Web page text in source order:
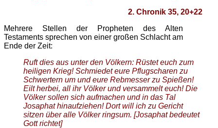
2. Chronik 35, 20+22
Mehrere Stellen der Propheten des Alten
Testaments sprechen von einer großen Schlacht am
Ende der Zeit:
Ruft dies aus unter den Völkern: Rüstet euch zum
heiligen Krieg! Schmiedet eure Pflugscharen zu
Schwertern um und eure Rebmesser zu Spießen!
Eilt herbei, all ihr Völker und versammelt euch! Die
Völker sollen sich aufmachen und in das Tal
Josaphat hinaufziehen! Dort will ich zu Gericht
sitzen über alle Völker ringsum. [Josaphat bedeutet
Gott richtet]